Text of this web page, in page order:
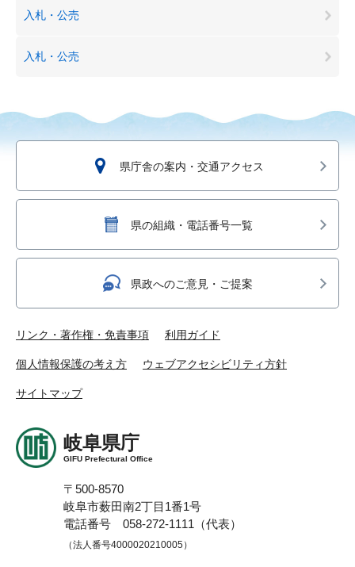
入札・公売
入札・公売
県庁舎の案内・交通アクセス
県の組織・電話番号一覧
県政へのご意見・ご提案
リンク・著作権・免責事項 利用ガイド
個人情報保護の考え方 ウェブアクセシビリティ方針
サイトマップ
岐阜県庁
GIFU Prefectural Office
〒500-8570
岐阜市薮田南2丁目1番1号
電話番号 058-272-1111（代表）
（法人番号4000020210005）